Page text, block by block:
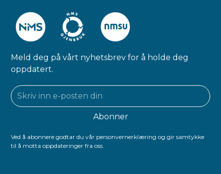
Meld deg på vårt nyhetsbrev for å holde deg
oppdatert.
Ved å abonnere godtar du vår personvernerklæring og gir samtykke
til å motta oppdateringer fra oss.